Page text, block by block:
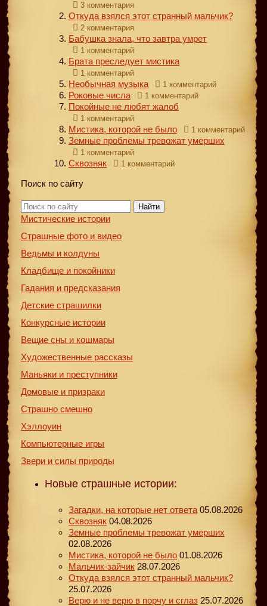
3 комментария
Откуда взялся этот странный мальчик?
2 комментария
Бабушка знала, что завтра умрет
1 комментарий
Брата преследует мистика
1 комментарий
Необычная музыка 1 комментарий
Роковые числа 1 комментарий
Покойные не любят жалоб
1 комментарий
Мистика, которой не было 1 комментарий
Земные проблемы тревожат умерших
1 комментарий
Сквозняк 1 комментарий
Поиск по сайту
Найти
Мистические истории
Страшные фото и видео
Ведьмы и колдуны
Кладбище и покойники
Гадания и предсказания
Детские страшилки
Конкурсные истории
Вещие сны и кошмары
Художественные рассказы
Маньяки и преступники
Домовые и призраки
Страшно смешно
Хэллоуин
Компьютерные игры
Звери и силы природы
Новые страшные истории:
Загадки, на которые нет ответа 05.08.2026
Сквозняк 04.08.2026
Земные проблемы тревожат умерших
02.08.2026
Мистика, которой не было 01.08.2026
Мальчик-зайчик 28.07.2026
Откуда взялся этот странный мальчик?
25.07.2026
Верю и не верю в порчу и сглаз 25.07.2026